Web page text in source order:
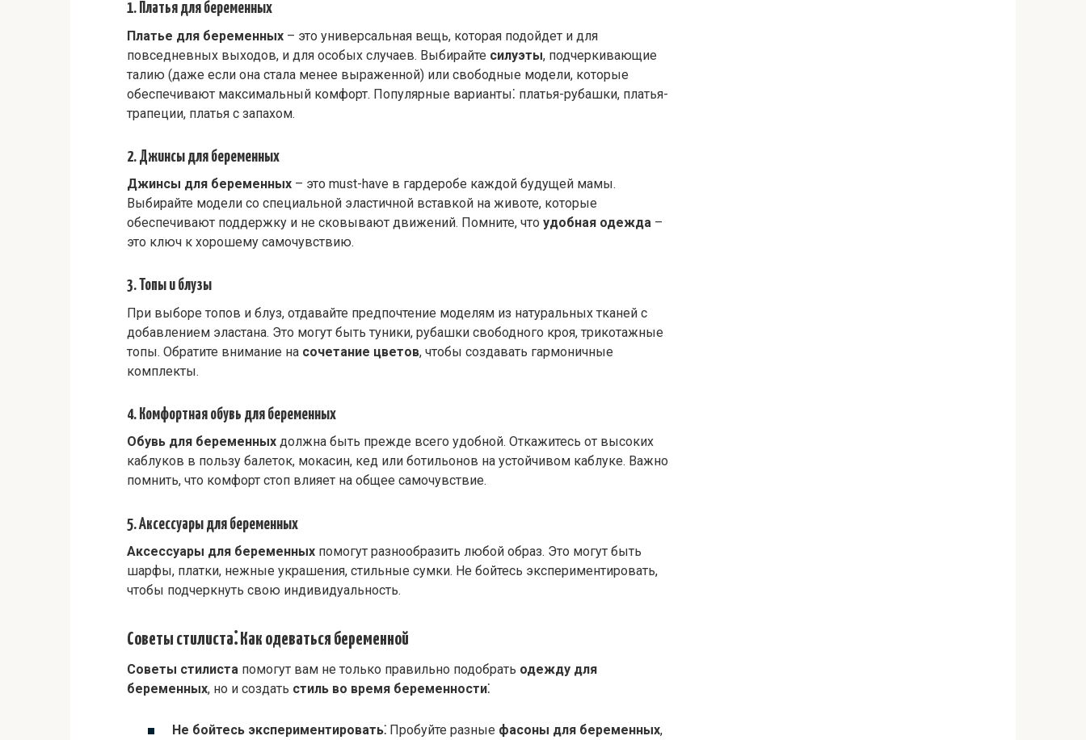
1. Платья для беременных
Платье для беременных – это универсальная вещь, которая подойдет и для
повседневных выходов, и для особых случаев. Выбирайте силуэты, подчеркивающие
талию (даже если она стала менее выраженной) или свободные модели, которые
обеспечивают максимальный комфорт. Популярные варианты⁚ платья-рубашки, платья-
трапеции, платья с запахом.
2. Джинсы для беременных
Джинсы для беременных – это must-have в гардеробе каждой будущей мамы.
Выбирайте модели со специальной эластичной вставкой на животе, которые
обеспечивают поддержку и не сковывают движений. Помните, что удобная одежда –
это ключ к хорошему самочувствию.
3. Топы и блузы
При выборе топов и блуз, отдавайте предпочтение моделям из натуральных тканей с
добавлением эластана. Это могут быть туники, рубашки свободного кроя, трикотажные
топы. Обратите внимание на сочетание цветов, чтобы создавать гармоничные
комплекты.
4. Комфортная обувь для беременных
Обувь для беременных должна быть прежде всего удобной. Откажитесь от высоких
каблуков в пользу балеток, мокасин, кед или ботильонов на устойчивом каблуке. Важно
помнить, что комфорт стоп влияет на общее самочувствие.
5. Аксессуары для беременных
Аксессуары для беременных помогут разнообразить любой образ. Это могут быть
шарфы, платки, нежные украшения, стильные сумки. Не бойтесь экспериментировать,
чтобы подчеркнуть свою индивидуальность.
Советы стилиста⁚ Как одеваться беременной
Советы стилиста помогут вам не только правильно подобрать одежду для
беременных, но и создать стиль во время беременности⁚
Не бойтесь экспериментировать⁚ Пробуйте разные фасоны для беременных,